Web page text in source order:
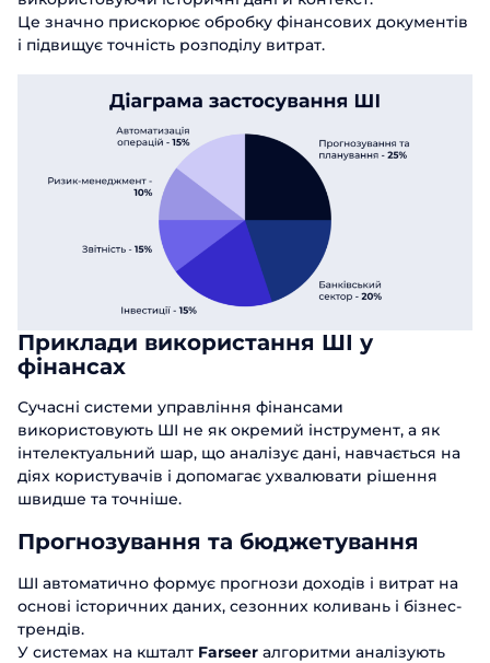
Це значно прискорює обробку фінансових документів
і підвищує точність розподілу витрат.
Приклади використання ШІ у
фінансах
Сучасні системи управління фінансами
використовують ШІ не як окремий інструмент, а як
інтелектуальний шар, що аналізує дані, навчається на
діях користувачів і допомагає ухвалювати рішення
швидше та точніше.
Прогнозування та бюджетування
ШІ автоматично формує прогнози доходів і витрат на
основі історичних даних, сезонних коливань і бізнес-
трендів.
У системах на кшталт Farseer алгоритми аналізують